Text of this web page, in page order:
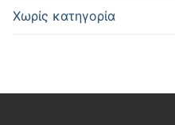
Χωρίς κατηγορία